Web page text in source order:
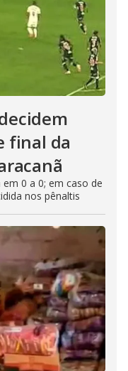
final da
0 a 0; em caso de
nos pênaltis